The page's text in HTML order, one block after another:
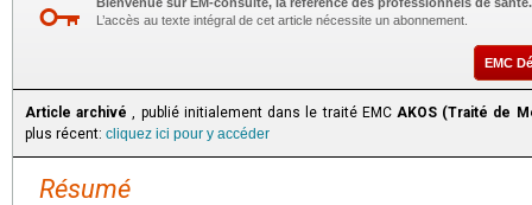
L’accès au texte intégral de cet article nécessite un abonnement.
EMC
Article archivé , publié initialement dans le traité EMC AKOS (Traité de
plus récent: cliquez ici pour y accéder
Résumé